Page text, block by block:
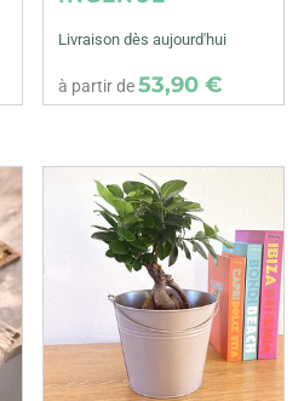
Livraison dès aujourd'hui
à partir de53,90 €